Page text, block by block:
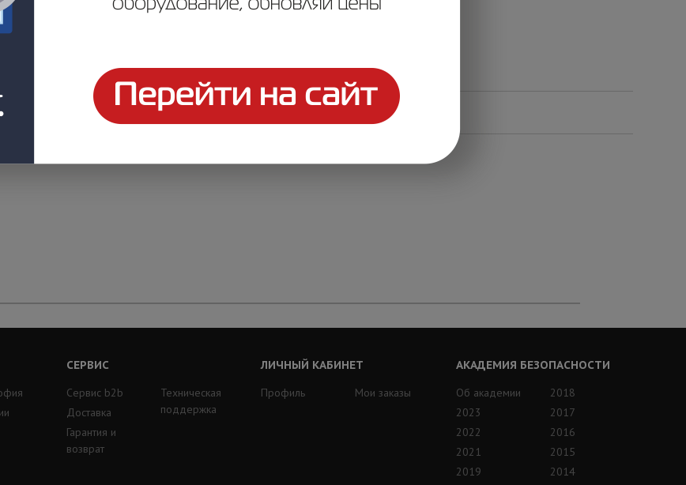
СЕРВИС
Сервис b2b
Доставка
Гарантия и
возврат
Техническая
поддержка
ЛИЧНЫЙ КАБИНЕТ
Профиль
Мои заказы
АКАДЕМИЯ БЕЗОПАСНОСТИ
Об академии
2023
2022
2021
2019
2018
2017
2016
2015
2014